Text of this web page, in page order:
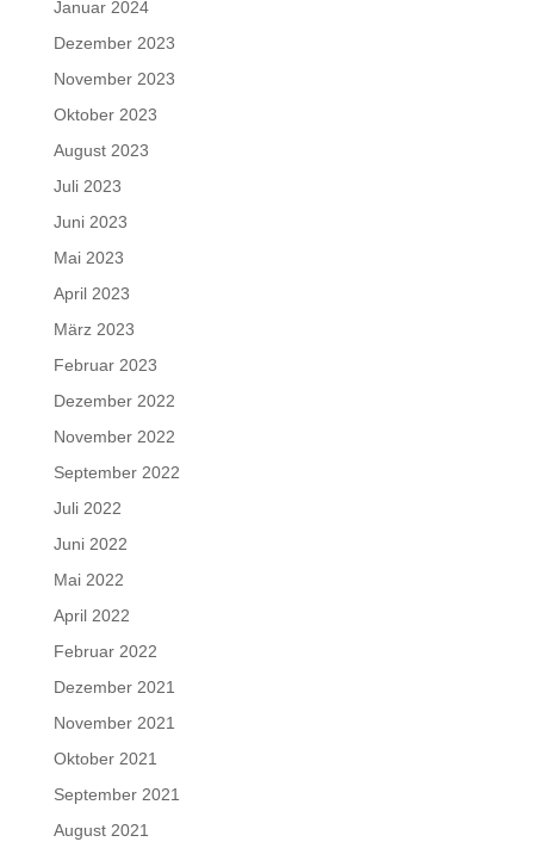
Januar 2024
Dezember 2023
November 2023
Oktober 2023
August 2023
Juli 2023
Juni 2023
Mai 2023
April 2023
März 2023
Februar 2023
Dezember 2022
November 2022
September 2022
Juli 2022
Juni 2022
Mai 2022
April 2022
Februar 2022
Dezember 2021
November 2021
Oktober 2021
September 2021
August 2021